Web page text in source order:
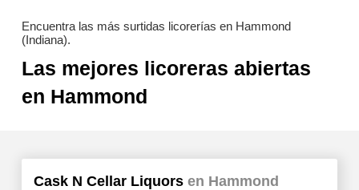
Encuentra las más surtidas licorerías en Hammond
(Indiana).
Las mejores licoreras abiertas
en Hammond
Cask N Cellar Liquors en Hammond